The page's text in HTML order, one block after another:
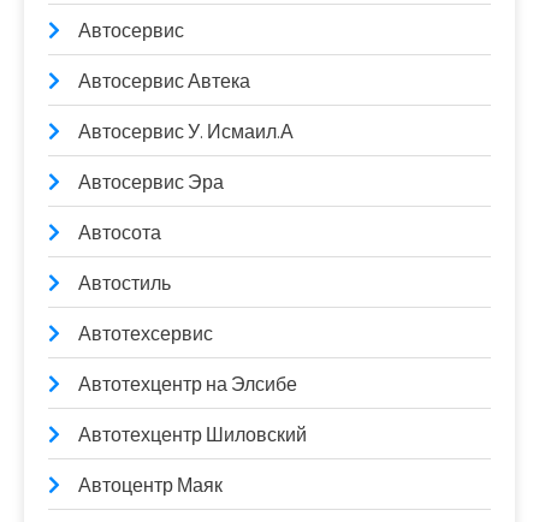
Автосервис
Автосервис Автека
Автосервис У. Исмаил.А
Автосервис Эра
Автосота
Автостиль
Автотехсервис
Автотехцентр на Элсибе
Автотехцентр Шиловский
Автоцентр Маяк